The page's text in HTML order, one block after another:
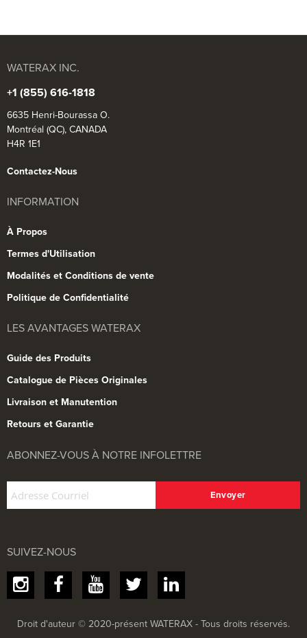
WATERAX INC.
+1 (855) 616-1818
6635 Henri-Bourassa O.
Montréal (QC), CANADA
H4R 1E1
Contactez-Nous
INFORMATION
À Propos
Termes d'Utilisation
Modalités et Conditions de vente
Politique de Confidentialité
LES AVANTAGES WATERAX
Guide des Produits
Catalogue de Pièces Originales
Livraison et Manutention
Retours et Garantie
ABONNEZ-VOUS À NOTRE INFOLETTRE
SUIVEZ-NOUS
Droit d'auteur © 2020-présent WATERAX - Tous droits réservés.